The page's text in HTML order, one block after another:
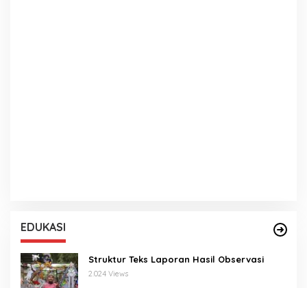
EDUKASI
Struktur Teks Laporan Hasil Observasi
2.024 Views